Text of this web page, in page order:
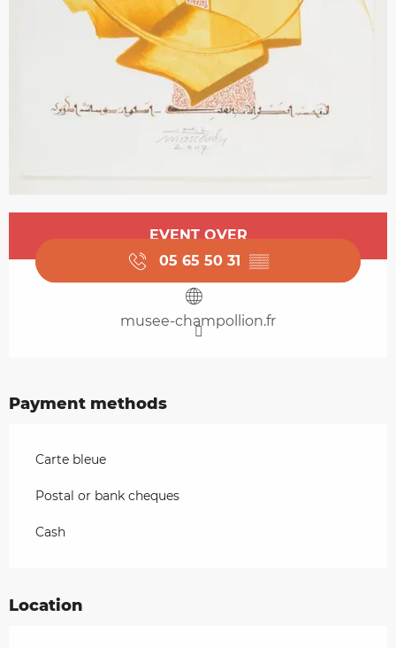
Opening hours & contact details
EVENT OVER
05 65 50 31 ▒▒
musee-champollion.fr
Payment methods
Carte bleue
Postal or bank cheques
Cash
Location